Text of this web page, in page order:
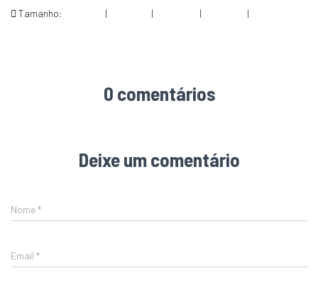
Tamanho: | | | |
0 comentários
Deixe um comentário
Nome*
Email *